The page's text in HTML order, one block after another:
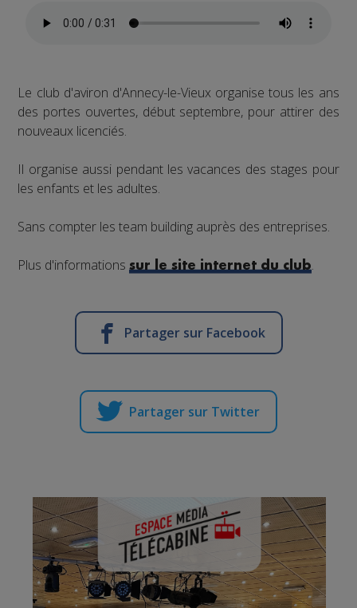
Le club d'aviron d'Annecy-le-Vieux organise tous les ans
des portes ouvertes, début septembre, pour attirer des
nouveaux licenciés.
Il organise aussi pendant les vacances des stages pour
les enfants et les adultes.
Sans compter les team building auprès des entreprises.
Plus d'informationssur le site internet du club.
Partager sur Facebook
Partager sur Twitter